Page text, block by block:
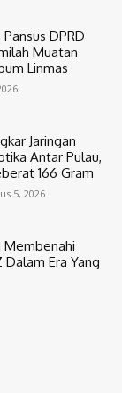
DPRD
Muatan
Linmas
Jaringan
Antar Pulau,
166 Gram
5, 2026
Membenahi
Dalam Era Yang